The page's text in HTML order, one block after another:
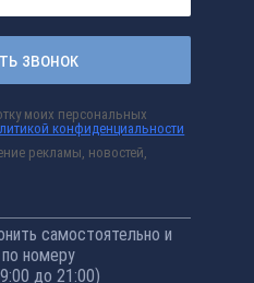
звонок
моих персональных
конфиденциальности
рекламы, новостей,
самостоятельно и
номеру
до 21:00)